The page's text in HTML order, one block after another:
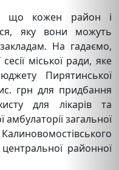
що кожен район і
яку вони можуть
На гадаємо,
міської ради, яке
Пирятинської
грн для придбання
для лікарів та
загальної
районної